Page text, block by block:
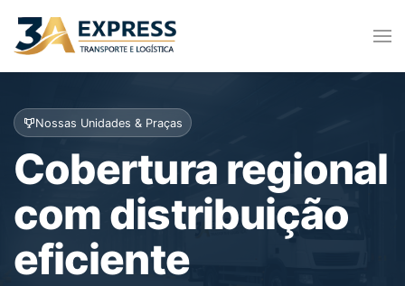
Nossas Unidades & Praças
Cobertura regional
com distribuição
eficiente